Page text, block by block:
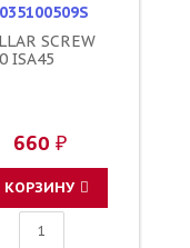
SCREW
ISA45
660 ₽
КОРЗИНУ